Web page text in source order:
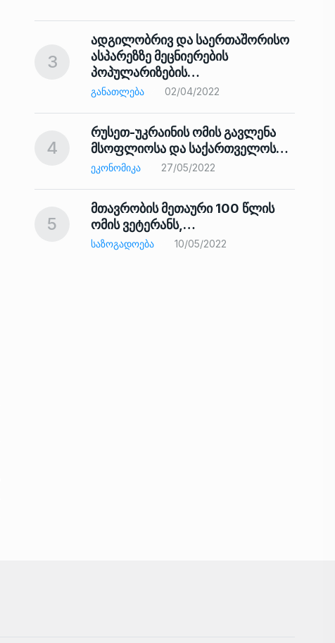
3
ადგილობრივ და საერთაშორისო
ასპარეზზე მეცნიერების
პოპულარიზების…
ᲒᲐᲜᲐᲗᲚᲔᲑᲐ 02/04/2022
4
რუსეთ-უკრაინის ომის გავლენა
მსოფლიოსა და საქართველოს…
ᲔᲙᲝᲜᲝᲛᲘᲙᲐ 27/05/2022
5
მთავრობის მეთაური 100 წლის
ომის ვეტერანს,…
ᲡᲐᲖᲝᲒᲐᲓᲝᲔᲑᲐ 10/05/2022